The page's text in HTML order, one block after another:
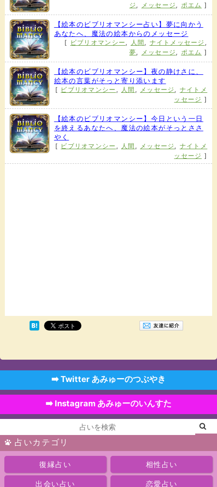
ジ , メッセージ , ポエム ]
【絵本のビブリオマンシー占い】夢に向かう
あなたへ、魔法の絵本からのメッセージ
[ ビブリオマンシー , 人間 , ナイトメッセージ ,
夢, メッセージ , ポエム ]
【絵本のビブリオマンシー】夜の静けさに、
絵本の言葉がそっと寄り添います
[ ビブリオマンシー , 人間 , メッセージ , ナイトメ
ッセージ ]
【絵本のビブリオマンシー】今日という一日
を終えるあなたへ、魔法の絵本がそっとささ
やく
[ ビブリオマンシー , 人間 , メッセージ , ナイトメ
ッセージ ]
➡️ Twitter あみゅーのつぶやき
➡️ Instagram あみゅーのいんすた
占いカテゴリ
復縁占い 相性占い
出会い占い 恋愛占い